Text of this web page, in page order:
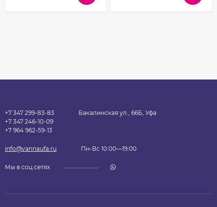
+7 347 299-83-83
+7 347 246-10-09
+7 964 962-59-13
Бакалинская ул., 66Б, Уфа
info@vannaufa.ru Пн-Вс 10:00—19:00
Мы в соц.сетях